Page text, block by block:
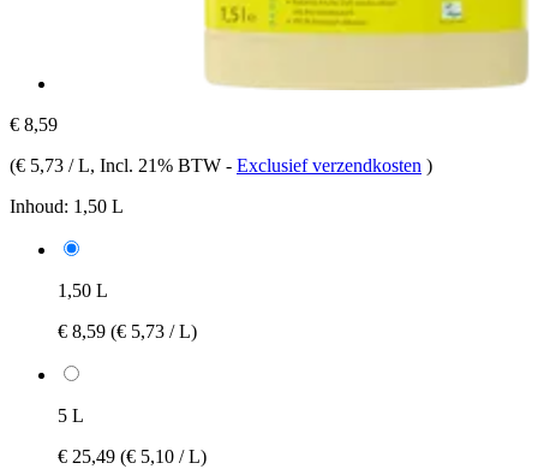
€ 8,59
(€ 5,73 / L, Incl. 21% BTW - Exclusief verzendkosten )
Inhoud: 1,50 L
1,50 L
€ 8,59 (€ 5,73 / L)
5 L
€ 25,49 (€ 5,10 / L)